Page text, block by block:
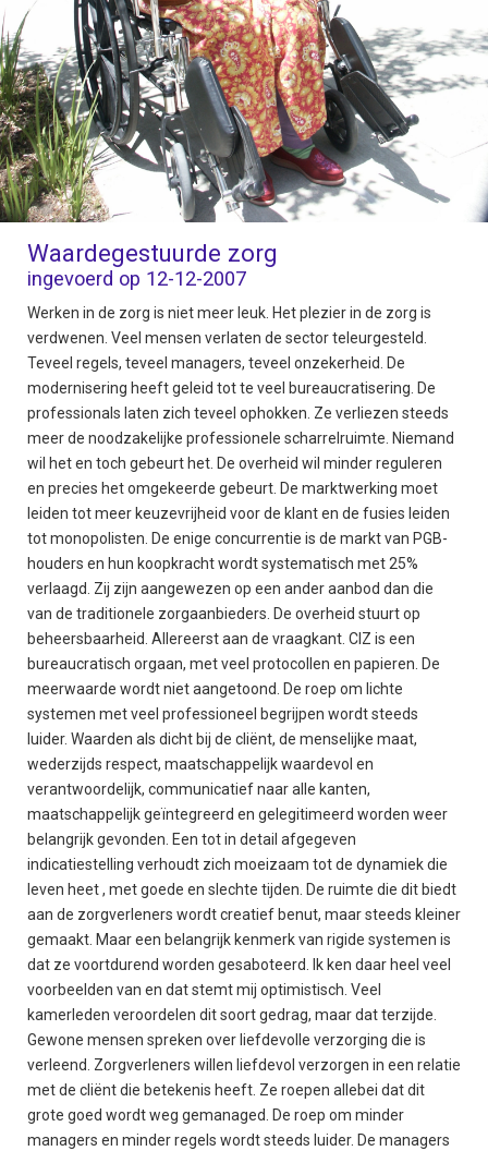
Waardegestuurde zorg
ingevoerd op 12-12-2007
Werken in de zorg is niet meer leuk. Het plezier in de zorg is
verdwenen. Veel mensen verlaten de sector teleurgesteld.
Teveel regels, teveel managers, teveel onzekerheid. De
modernisering heeft geleid tot te veel bureaucratisering. De
professionals laten zich teveel ophokken. Ze verliezen steeds
meer de noodzakelijke professionele scharrelruimte. Niemand
wil het en toch gebeurt het. De overheid wil minder reguleren
en precies het omgekeerde gebeurt. De marktwerking moet
leiden tot meer keuzevrijheid voor de klant en de fusies leiden
tot monopolisten. De enige concurrentie is de markt van PGB-
houders en hun koopkracht wordt systematisch met 25%
verlaagd. Zij zijn aangewezen op een ander aanbod dan die
van de traditionele zorgaanbieders. De overheid stuurt op
beheersbaarheid. Allereerst aan de vraagkant. CIZ is een
bureaucratisch orgaan, met veel protocollen en papieren. De
meerwaarde wordt niet aangetoond. De roep om lichte
systemen met veel professioneel begrijpen wordt steeds
luider. Waarden als dicht bij de cliënt, de menselijke maat,
wederzijds respect, maatschappelijk waardevol en
verantwoordelijk, communicatief naar alle kanten,
maatschappelijk geïntegreerd en gelegitimeerd worden weer
belangrijk gevonden. Een tot in detail afgegeven
indicatiestelling verhoudt zich moeizaam tot de dynamiek die
leven heet , met goede en slechte tijden. De ruimte die dit biedt
aan de zorgverleners wordt creatief benut, maar steeds kleiner
gemaakt. Maar een belangrijk kenmerk van rigide systemen is
dat ze voortdurend worden gesaboteerd. Ik ken daar heel veel
voorbeelden van en dat stemt mij optimistisch. Veel
kamerleden veroordelen dit soort gedrag, maar dat terzijde.
Gewone mensen spreken over liefdevolle verzorging die is
verleend. Zorgverleners willen liefdevol verzorgen in een relatie
met de cliënt die betekenis heeft. Ze roepen allebei dat dit
grote goed wordt weg gemanaged. De roep om minder
managers en minder regels wordt steeds luider. De managers